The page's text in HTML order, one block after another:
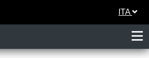
ITA